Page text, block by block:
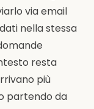
via email
nella stessa
resta
più
partendo da